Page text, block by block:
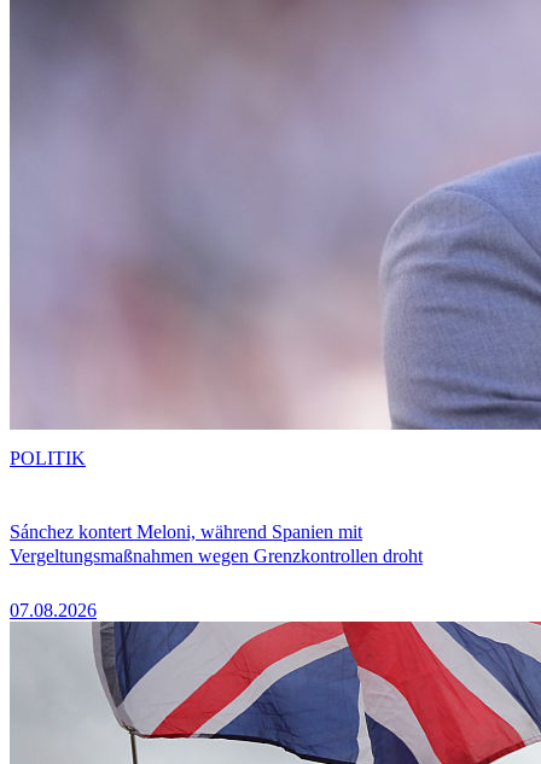
Sánchez kontert Meloni, während Spanien mit
Vergeltungsmaßnahmen wegen Grenzkontrollen droht
07.08.2026
POLITIK